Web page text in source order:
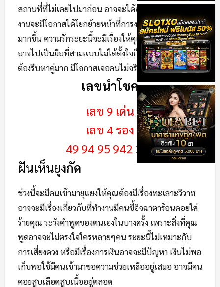
สถานที่ที่ไม่เคยไปมาก่อน อาจจะได้ลาภลอยตามมาการ
งานจะมีโอกาสได้โยกย้ายหน้าที่การงานใหม่ที่ตนเองถนัด
มากขึ้น ความรักระยะนี้จะมีเรื่องให้คุณต้องเจ็บตัวเพราะ
อาจไปเป็นมือที่สามแบบไม่ได้ตั้งใจก็เป็นได้ คนโสดไม่
ต้องรีบหาคู่มาก มีโอกาสเจอคนไม่จริงใจได้
เลขนำโชค
เลข 9 เด่น
เลข 4 รอง
49 94 95 942 249
ฝันเห็นยุงกัด
ช่วงนี้จะมีคนเข้ามายุแยงให้คุณต้องมีเรื่องทะเลาะวิวาท
อาจจะมีเรื่องเกี่ยวกับที่ทำงานมีคนขี้อิจฉาตาร้อนคอยใส่
ร้ายคุณ ระวังคำพูดของตนเองในบางครั้ง เพราะสิ่งที่คุณ
พูดอาจจะไม่ตรงใจใครหลายๆคน ระยะนี้ไม่เหมาะกับ
การเสี่ยงดวง หรือมีเรื่องการเงินอาจจะมีปัญหา เงินไม่พอ
เก็บพอใช้มีคนเข้ามาขอความช่วยเหลืออยู่เสมอ อาจมีคน
คอยสูบเลือดสูบเนื้ออยู่ตลอด